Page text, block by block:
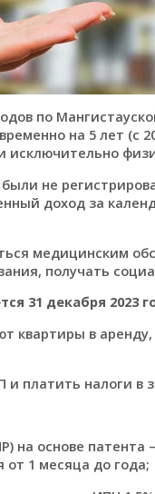
по
на 5 лет (с
исключительно
не
доход за
медицинским
получать
31 декабря 2023
квартиры в
и платить налоги
на основе патента
от 1 месяца до года;